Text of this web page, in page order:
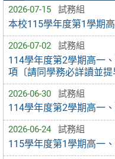
2026-07-15 試務組
本校115學年度第1學期
2026-07-02 試務組
114學年度第2學期高一
項〔請同學務必詳讀並提
2026-06-30 試務組
114學年度第2學期高一
2026-06-24 試務組
115學年度第1學期高一